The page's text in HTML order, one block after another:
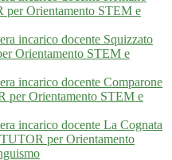
Orientamento STEM e
incarico docente Squizzato
Orientamento STEM e
incarico docente Comparone
per Orientamento STEM e
incarico docente La Cognata
per Orientamento